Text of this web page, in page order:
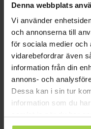
Denna webbplats
Vi använder
och annonserna till
för sociala medier och
vidarebefordrar även
information från din
annons- och
Dessa kan i sin tur
information som du
Spotter CatX – GPS Spårare för
943,86 Det
ursprungliga
priset
var:
kr 943,86.
kr838,93 Det
priset
är:
kr
Beställ nu